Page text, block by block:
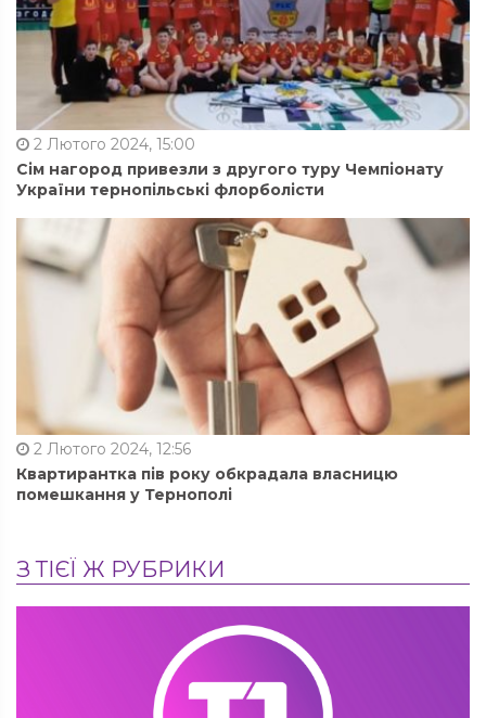
2 Лютого 2024, 15:00
Сім нагород привезли з другого туру Чемпіонату
України тернопільські флорболісти
2 Лютого 2024, 12:56
Квартирантка пів року обкрадала власницю
помешкання у Тернополі
З ТІЄЇ Ж РУБРИКИ